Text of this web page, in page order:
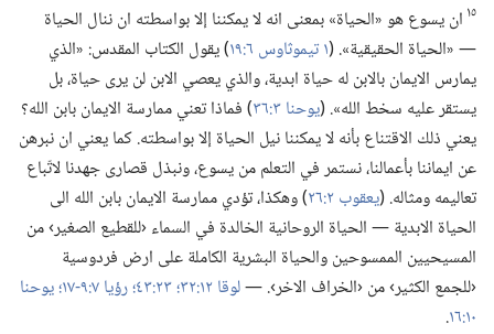
١٥ ان يسوع هو «الحياة» بمعنى انه لا يمكننا إلا بواسطته ان ننال الحياة
—‏ «الحياة الحقيقية».‏ (‏١ تيموثاوس ٦:‏١٩
‏)‏ يقول الكتاب المقدس:‏ «الذي
يمارس الايمان بالابن له حياة ابدية،‏ والذي يعصي الابن لن يرى حياة،‏ بل
يستقر عليه سخط الله».‏ (‏يوحنا ٣:‏٣٦
‏)‏ فماذا تعني ممارسة الايمان بابن الله؟‏
يعني ذلك الاقتناع بأنه لا يمكننا نيل الحياة إلا بواسطته.‏ كما يعني ان نبرهن
عن ايماننا بأعمالنا،‏ نستمر في التعلم من يسوع،‏ ونبذل قصارى جهدنا لاتّباع
تعاليمه ومثاله.‏ (‏يعقوب ٢:‏٢٦
‏)‏ وهكذا،‏ تؤدي ممارسة الايمان بابن الله الى
الحياة الابدية —‏ الحياة الروحانية الخالدة في السماء ‹للقطيع الصغير› من
المسيحيين الممسوحين والحياة البشرية الكاملة على ارض فردوسية
‹للجمع الكثير› من ‹الخراف الاخر›.‏ —‏لوقا ١٢:‏٣٢؛‏ رؤيا ٧:‏​٩-‏١٧؛‏
يوحنا
١٠:‏١٦ ‏.‏